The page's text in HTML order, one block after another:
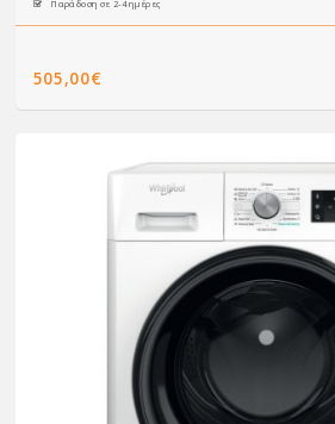
Παράδοση σε 2-4 ημέρες
505,00€